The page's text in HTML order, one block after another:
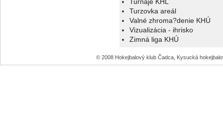
Turzovka areál
Valné zhroma?denie KHÚ
Vizualizácia - ihrisko
Zimná liga KHÚ
© 2008 Hokejbalový klub Čadca, Kysucká